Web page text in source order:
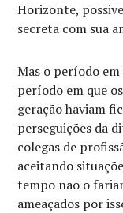
Horizonte,
secreta com sua
Mas o período
período em que
geração haviam
perseguições da
colegas de
aceitando
tempo não o
ameaçados por